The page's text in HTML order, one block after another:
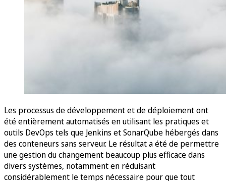
Les processus de développement et de déploiement ont
été entièrement automatisés en utilisant les pratiques et
outils DevOps tels que Jenkins et SonarQube hébergés dans
des conteneurs sans serveur. Le résultat a été de permettre
une gestion du changement beaucoup plus efficace dans
divers systèmes, notamment en réduisant
considérablement le temps nécessaire pour que tout